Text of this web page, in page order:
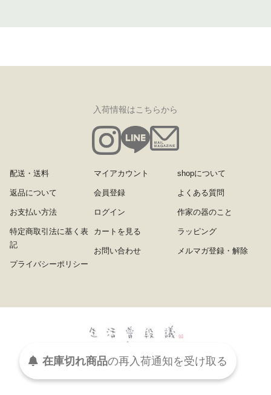
入荷情報はこちらから
配送・送料
返品について
お支払い方法
特定商取引法に基く表
記
プライバシーポリシー
マイアカウント
会員登録
ログイン
カートを見る
お問い合わせ
shopについて
よくある質問
作家の器のこと
ラッピング
メルマガ登録・解除
Copyright (C) cabbage-net inc. All Right Reserved.
在庫切れ商品の再入荷通知を受け取る